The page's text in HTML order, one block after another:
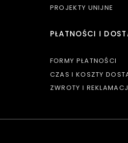
PROJEKTY UNIJNE
PŁATNOŚCI I
FORMY PŁATNOŚCI
CZAS I KOSZTY
ZWROTY I